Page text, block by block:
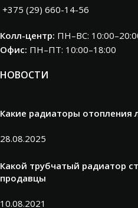
+375 (29) 660-14-56
Колл-центр: ПН–ВС:
Офис: ПН–ПТ: 10:00–18:00
НОВОСТИ
Какие радиаторы отопления
28.08.2025
Какой трубчатый радиатор
продавцы
10.08.2021